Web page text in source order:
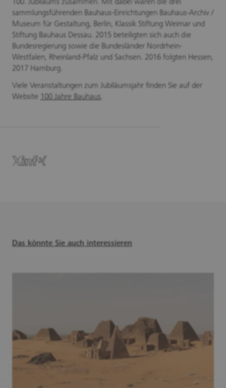
100. Jubiläums zusammen. Mit dabei waren die drei
sammlungsführenden Bauhaus-Einrichtungen Bauhaus-Archiv /
Museum für Gestaltung, Berlin, Klassik Stiftung Weimar und
Stiftung Bauhaus Dessau. 2015 beteiligten sich auch die
Bundesregierung sowie die Bundesländer Nordrhein-
Westfalen, Rheinland-Pfalz und Sachsen. 2016 folgten Hessen,
2017 Hamburg.
Viele Veranstaltungen zum Jubiläumsjahr finden Sie auf der
Website 100 Jahre Bauhaus
Das könnte Sie auch interessieren